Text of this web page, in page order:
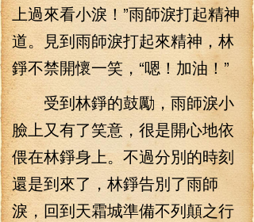
上過來看小淚！”雨師淚打起精神
道。見到雨師淚打起來精神，林
錚不禁開懷一笑，“嗯！加油！”
受到林錚的鼓勵，雨師淚小
臉上又有了笑意，很是開心地依
偎在林錚身上。不過分別的時刻
還是到來了，林錚告別了雨師
淚，回到天霜城準備不列顛之行